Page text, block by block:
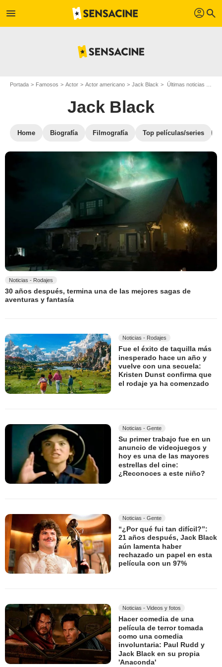
menu profil search
Portada Famosos Actor Actor americano Jack Black Últimas noticias Jack Black
Jack Black
Home Biografía Filmografía Top películas/series
Noticias - Rodajes
30 años después, termina una de las mejores sagas de
aventuras y fantasía
Noticias - Rodajes
Fue el éxito de taquilla más
inesperado hace un año y
vuelve con una secuela:
Kristen Dunst confirma que
el rodaje ya ha comenzado
Noticias - Gente
Su primer trabajo fue en un
anuncio de videojuegos y
hoy es una de las mayores
estrellas del cine:
¿Reconoces a este niño?
Noticias - Gente
“¿Por qué fui tan difícil?”:
21 años después, Jack Black
aún lamenta haber
rechazado un papel en esta
película con un 97%
Noticias - Videos y fotos
Hacer comedia de una
película de terror tomada
como una comedia
involuntaria: Paul Rudd y
Jack Black en su propia
'Anaconda'